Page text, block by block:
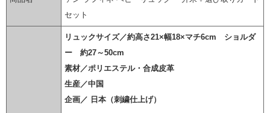
セット
リュックサイズ／約高さ21×幅18×マチ6cm ショルダ
ー 約27～50cm
素材／ポリエステル・合成皮革
生産／中国
企画／ 日本（刺繍仕上げ）